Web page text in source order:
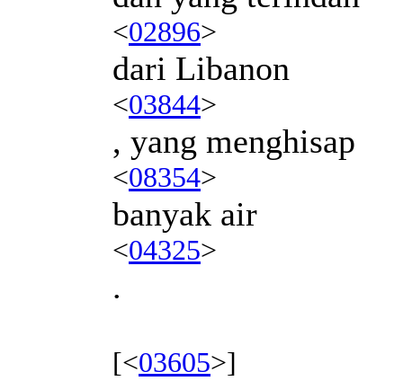
<02896>
dari Libanon
<03844>
, yang menghisap
<08354>
banyak air
<04325>
.
[<03605>]